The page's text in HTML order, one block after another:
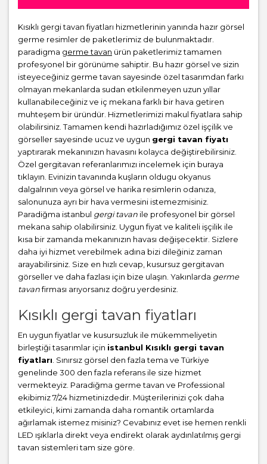
Kısıklı gergi tavan fiyatları hizmetlerinin yanında hazır görsel
germe resimler de paketlerimiz de bulunmaktadır.
paradigma germe tavan ürün paketlerimiz tamamen
profesyonel bir görünüme sahiptir. Bu hazır görsel ve sizin
isteyeceğiniz germe tavan sayesinde özel tasarımdan farkı
olmayan mekanlarda sudan etkilenmeyen uzun yıllar
kullanabileceğiniz ve iç mekana farklı bir hava getiren
muhteşem bir üründür. Hizmetlerimizi makul fiyatlara sahip
olabilirsiniz. Tamamen kendi hazırladığımız özel işçilik ve
görseller sayesinde ucuz ve uygun gergi tavan fiyatı
yaptırarak mekanınızın havasını kolayca değiştirebilirsiniz.
Özel gergitavan referanlarımızı incelemek için buraya
tıklayın. Evinizin tavanında kuşların oldugu okyanus
dalgalrının veya görsel ve harika resimlerin odanıza,
salonunuza ayrı bir hava vermesini istemezmisiniz.
Paradiğma istanbul gergi tavan ile profesyonel bir görsel
mekana sahip olabilirsiniz. Uygun fiyat ve kaliteli işçilik ile
kısa bir zamanda mekanınızın havası değişecektir. Sizlere
daha iyi hizmet verebilmek adına bizi dileğiniz zaman
arayabilirsiniz. Size en hızlı cevap, kusursuz gergitavan
görseller ve daha fazlası için bize ulaşın. Yakınlarda germe
tavanfirması arıyorsanız doğru yerdesiniz.
Kısıklı gergi tavan fiyatları
En uygun fiyatlar ve kusursuzluk ile mükemmeliyetin
birleştiği tasarımlar için istanbul Kısıklı gergi tavan
fiyatları . Sınırsız görsel den fazla tema ve Türkiye
genelinde 300 den fazla referans ile size hizmet
vermekteyiz. Paradiğma germe tavan ve Professional
ekibimiz 7/24 hizmetinizdedir. Müşterilerinizi çok daha
etkileyici, kimi zamanda daha romantik ortamlarda
ağırlamak istemez misiniz? Cevabınız evet ise hemen renkli
LED ışıklarla direkt veya endirekt olarak aydınlatılmış gergi
tavan sistemleri tam size göre.